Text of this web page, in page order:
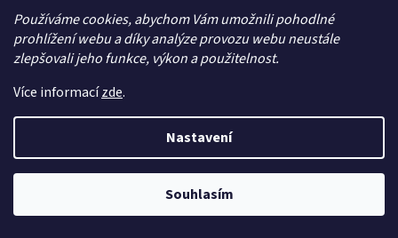
Používáme cookies, abychom Vám umožnili pohodlné
prohlížení webu a díky analýze provozu webu neustále
zlepšovali jeho funkce, výkon a použitelnost.
Více informacízde.
Nastavení
Souhlasím
Panel s 3x spínačem 12/24V - 47168
355 Kč bez DPH
430 Kč
Univerzální panel s 3x podsvíceným spínačem s krytkou.
Ideální doplněk, především pro automobily, nákladní vozy,
lodě i jiná zařízení. Technické parametry: •...